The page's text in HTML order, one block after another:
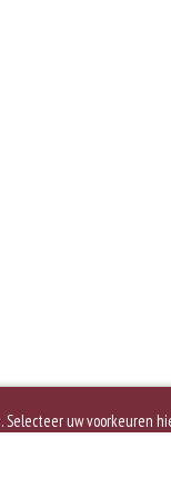
Selecteer uw voorkeuren